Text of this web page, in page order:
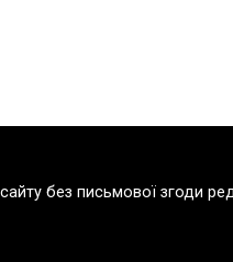
без письмової згоди